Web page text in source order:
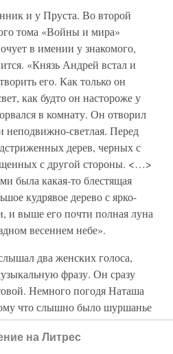
и у Пруста. Во второй
тома «Войны и мира»
в имении у знакомого,
«Князь Андрей встал и
его. Как только он
как будто он настороже у
в комнату. Он отворил
неподвижно-светлая. Перед
дерев, черных с
с другой стороны. <…>
была какая-то блестящая
кудрявое дерево с ярко-
и выше его почти полная луна
весеннем небе».
два женских голоса,
фразу. Он сразу
Немного погодя Наташа
что слышно было шуршанье
Все затихло и окаменело, как и
на Литрес